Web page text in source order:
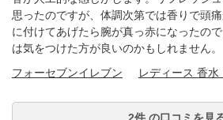
思ったのですが、体調次第では香りで頭
に付けてあげたら腕が真っ赤になったの
は気をつけた方が良いのかもしれません。
フォーセブンイレブン
2件 の口コミを見